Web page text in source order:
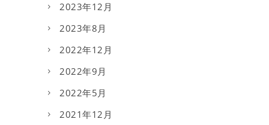
2023年12月
2023年8月
2022年12月
2022年9月
2022年5月
2021年12月